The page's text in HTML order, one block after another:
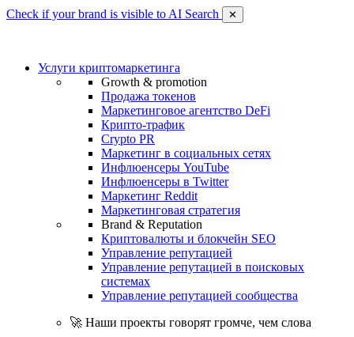
Check if your brand is visible to AI Search ✕
Услуги криптомаркетинга
Growth & promotion
Продажа токенов
Маркетинговое агентство DeFi
Крипто-трафик
Crypto PR
Маркетинг в социальных сетях
Инфлюенсеры YouTube
Инфлюенсеры в Twitter
Маркетинг Reddit
Маркетинговая стратегия
Brand & Reputation
Криптовалюты и блокчейн SEO
Управление репутацией
Управление репутацией в поисковых
системах
Управление репутацией сообщества
🚀 Наши проекты говорят громче, чем слова